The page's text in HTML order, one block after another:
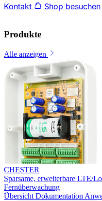
Kontakt
Shop besuchen
Produkte
Alle anzeigen
CHESTER
Sparsame, erweiterbare LTE/
Fernüberwachung
Übersicht Dokumentation